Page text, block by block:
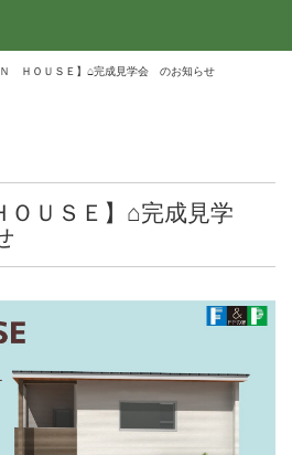
Ｎ ＨＯＵＳＥ】⌂完成見学会 のお知らせ
ＯＵＳＥ】⌂完成見学